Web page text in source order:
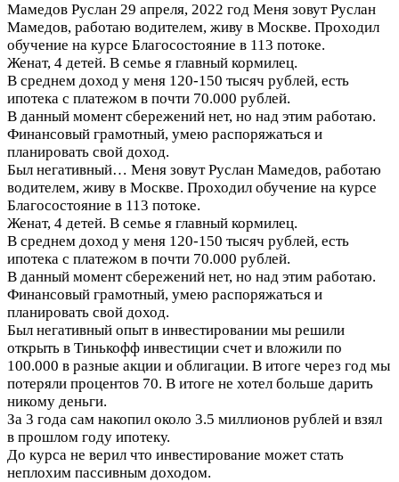
Мамедов Руслан 29 апреля, 2022 год Меня зовут Руслан
Мамедов, работаю водителем, живу в Москве. Проходил
обучение на курсе Благосостояние в 113 потоке.
Женат, 4 детей. В семье я главный кормилец.
В среднем доход у меня 120-150 тысяч рублей, есть
ипотека с платежом в почти 70.000 рублей.
В данный момент сбережений нет, но над этим работаю.
Финансовый грамотный, умею распоряжаться и
планировать свой доход.
Был негативный… Меня зовут Руслан Мамедов, работаю
водителем, живу в Москве. Проходил обучение на курсе
Благосостояние в 113 потоке.
Женат, 4 детей. В семье я главный кормилец.
В среднем доход у меня 120-150 тысяч рублей, есть
ипотека с платежом в почти 70.000 рублей.
В данный момент сбережений нет, но над этим работаю.
Финансовый грамотный, умею распоряжаться и
планировать свой доход.
Был негативный опыт в инвестировании мы решили
открыть в Тинькофф инвестиции счет и вложили по
100.000 в разные акции и облигации. В итоге через год мы
потеряли процентов 70. В итоге не хотел больше дарить
никому деньги.
За 3 года сам накопил около 3.5 миллионов рублей и взял
в прошлом году ипотеку.
До курса не верил что инвестирование может стать
неплохим пассивным доходом.